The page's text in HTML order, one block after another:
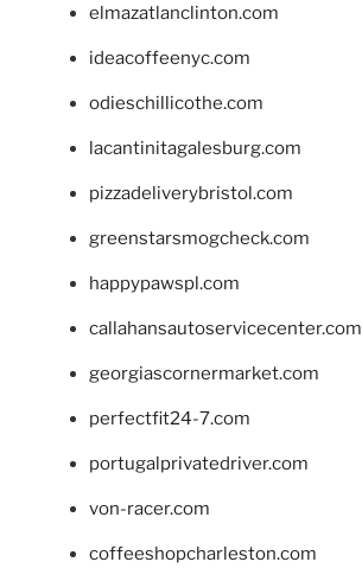
elmazatlanclinton.com
ideacoffeenyc.com
odieschillicothe.com
lacantinitagalesburg.com
pizzadeliverybristol.com
greenstarsmogcheck.com
happypawspl.com
callahansautoservicecenter.com
georgiascornermarket.com
perfectfit24-7.com
portugalprivatedriver.com
von-racer.com
coffeeshopcharleston.com